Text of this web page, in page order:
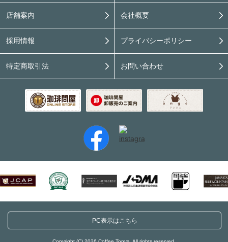
店舗案内 会社概要
採用情報 プライバシーポリシー
特定商取引法 お問い合わせ
PC表示はこちら